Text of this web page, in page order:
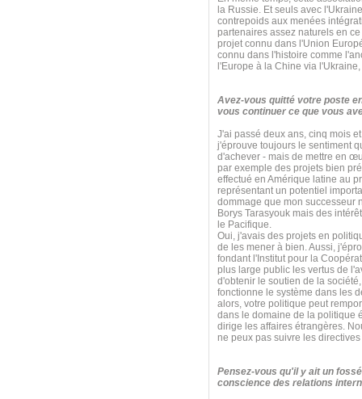
la Russie. Et seuls avec
contrepoids aux menées
partenaires assez naturels en
projet connu dans l'Union
connu dans l'histoire comme
l'Europe à la Chine via
Avez-vous quitté votre poste
vous continuer ce que vous
J'ai passé deux ans, cinq mois
j'éprouve toujours le sentiment
d'achever - mais de mettre en
par exemple des projets bien
effectué en Amérique latine au
représentant un potentiel
dommage que mon successeur
Borys Tarasyouk mais des
le Pacifique.
Oui, j'avais des projets en
de les mener à bien. Aussi,
fondant l'Institut pour la
plus large public les vertus de
d'obtenir le soutien de la
fonctionne le système dans les
alors, votre politique peut
dans le domaine de la politique
dirige les affaires étrangères.
ne peux pas suivre les
Pensez-vous qu'il y ait un
conscience des relations